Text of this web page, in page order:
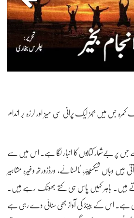
جس میں بجز ایک پرانی سی میز اور لرزہ بر اندام
جس پر بےشمار کتابوں کا انبار لگا ہے۔ اس میں سے
ہیں وہاں شیکسپیئر، ٹالسٹائے، ورڈزورتھ وغیرہ مشاہیر
باہر کہیں پاس ہی کتے بھونک رہے ہیں۔
ہے۔ اس کے بینڈ کی آواز بھی سنائی دے رہی ہے